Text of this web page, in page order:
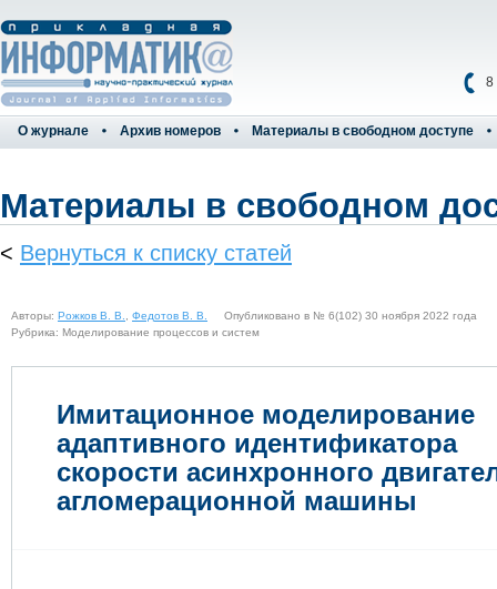
8
О журнале Архив номеров Материалы в свободном доступе
Материалы в свободном
< Вернуться к списку статей
Авторы: Рожков В. В. Федотов В. В.
Опубликовано в № 6(102) 30 ноября 2022 года
Рубрика: Моделирование процессов и систем
Имитационное моделирование
адаптивного идентификатора
скорости асинхронного
агломерационной машины